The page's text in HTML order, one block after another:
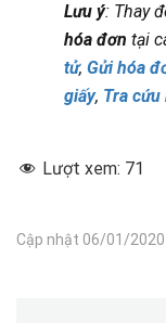
Lưu ý: Thay
hóa đơn tại
tử, Gửi hóa
giấy, Tra cứu
Lượt xem: 71
Cập nhật 06/01/2020